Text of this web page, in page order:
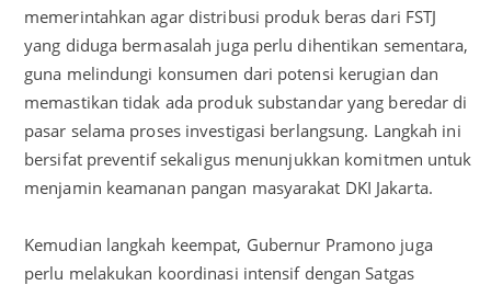
memerintahkan agar distribusi produk beras dari FSTJ
yang diduga bermasalah juga perlu dihentikan sementara,
guna melindungi konsumen dari potensi kerugian dan
memastikan tidak ada produk substandar yang beredar di
pasar selama proses investigasi berlangsung. Langkah ini
bersifat preventif sekaligus menunjukkan komitmen untuk
menjamin keamanan pangan masyarakat DKI Jakarta.
Kemudian langkah keempat, Gubernur Pramono juga
perlu melakukan koordinasi intensif dengan Satgas